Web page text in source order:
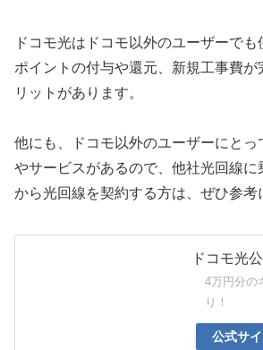
ドコモ光はドコモ以外のユーザーで
ポイントの付与や還元、新規工事費が
リットがあります。
他にも、ドコモ以外のユーザーにとっ
やサービスがあるので、他社光回線に
から光回線を契約する方は、ぜひ参考
ドコモ光
4万円分の
り！
公式サイ